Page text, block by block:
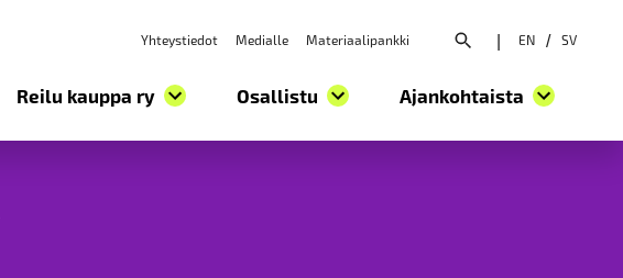
Yhteystiedot Medialle Materiaalipankki Avaa hakuvalikko
EN / SV
Reilu kauppa ry Osallistu Ajankohtaista